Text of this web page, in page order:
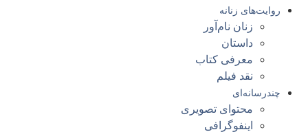
روایت‌های زنانه
زنان نام‌آور
داستان
معرفی کتاب
نقد فیلم
چندرسانه‌ای
محتوای تصویری
اینفوگرافی